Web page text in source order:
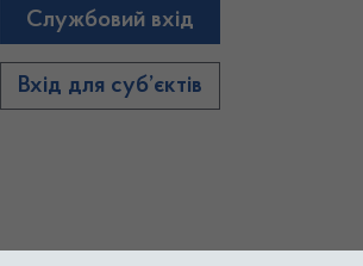
Службовий вхід
Вхід для суб’єктів